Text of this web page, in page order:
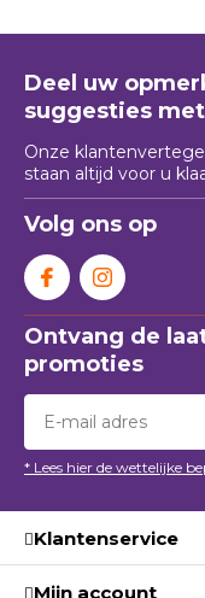
Deel uw
suggesties
Onze
staan ​​altijd voor u
Volg ons op
Ontvang de
promoties
* Lees hier de wettelijke
Klantenservice
Mijn account